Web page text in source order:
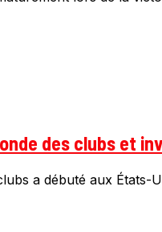
des clubs et
a débuté aux États-